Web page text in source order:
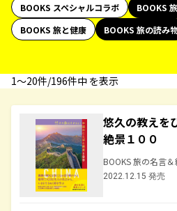
BOOKS スペシャルコラボ
BOOKS
BOOKS 旅と健康
BOOKS 旅の読み
1〜20件/196件中 を表示
悠久の教えを
絶景１００
BOOKS 旅の名言＆
2022.12.15 発売